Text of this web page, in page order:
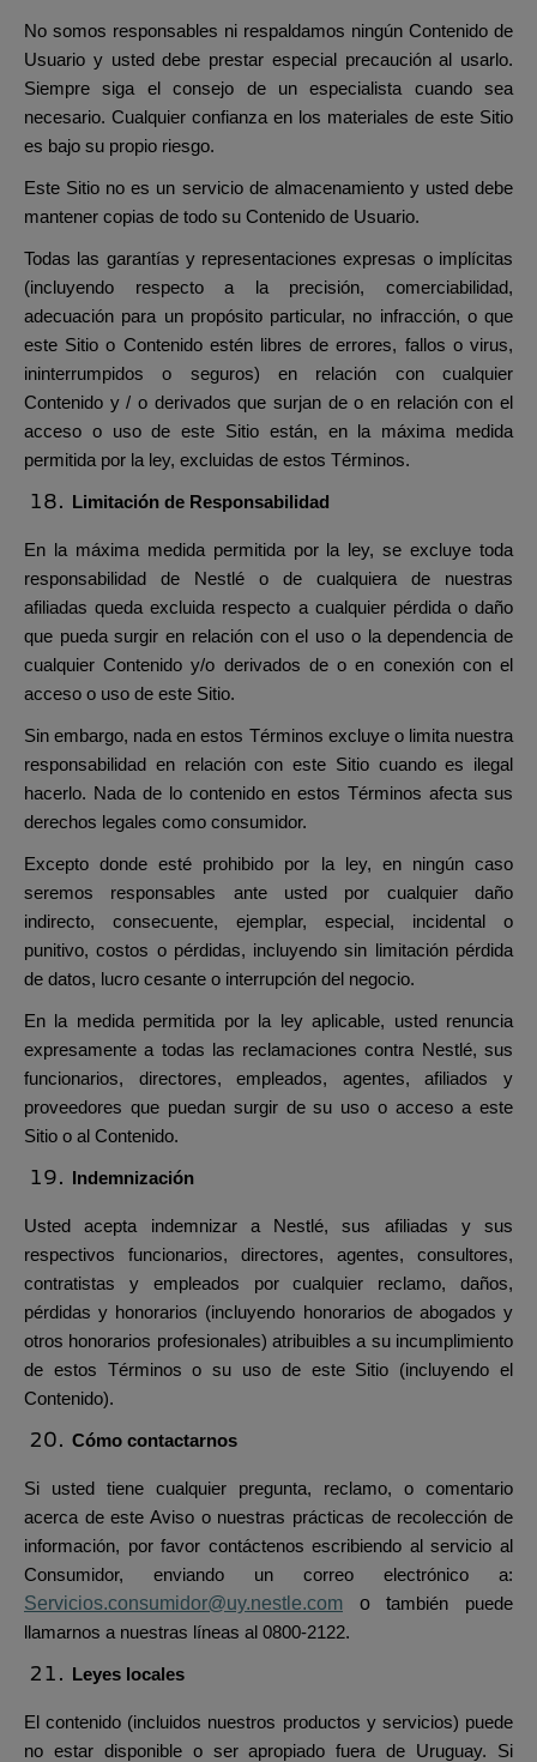
No somos responsables ni respaldamos ningún Contenido de
Usuario y usted debe prestar especial precaución al usarlo.
Siempre siga el consejo de un especialista cuando sea
necesario. Cualquier confianza en los materiales de este Sitio
es bajo su propio riesgo.
Este Sitio no es un servicio de almacenamiento y usted debe
mantener copias de todo su Contenido de Usuario.
Todas las garantías y representaciones expresas o implícitas
(incluyendo respecto a la precisión, comerciabilidad,
adecuación para un propósito particular, no infracción, o que
este Sitio o Contenido estén libres de errores, fallos o virus,
ininterrumpidos o seguros) en relación con cualquier
Contenido y / o derivados que surjan de o en relación con el
acceso o uso de este Sitio están, en la máxima medida
permitida por la ley, excluidas de estos Términos.
Limitación de Responsabilidad
En la máxima medida permitida por la ley, se excluye toda
responsabilidad de Nestlé o de cualquiera de nuestras
afiliadas queda excluida respecto a cualquier pérdida o daño
que pueda surgir en relación con el uso o la dependencia de
cualquier Contenido y/o derivados de o en conexión con el
acceso o uso de este Sitio.
Sin embargo, nada en estos Términos excluye o limita nuestra
responsabilidad en relación con este Sitio cuando es ilegal
hacerlo. Nada de lo contenido en estos Términos afecta sus
derechos legales como consumidor.
Excepto donde esté prohibido por la ley, en ningún caso
seremos responsables ante usted por cualquier daño
indirecto, consecuente, ejemplar, especial, incidental o
punitivo, costos o pérdidas, incluyendo sin limitación pérdida
de datos, lucro cesante o interrupción del negocio.
En la medida permitida por la ley aplicable, usted renuncia
expresamente a todas las reclamaciones contra Nestlé, sus
funcionarios, directores, empleados, agentes, afiliados y
proveedores que puedan surgir de su uso o acceso a este
Sitio o al Contenido.
Indemnización
Usted acepta indemnizar a Nestlé, sus afiliadas y sus
respectivos funcionarios, directores, agentes, consultores,
contratistas y empleados por cualquier reclamo, daños,
pérdidas y honorarios (incluyendo honorarios de abogados y
otros honorarios profesionales) atribuibles a su incumplimiento
de estos Términos o su uso de este Sitio (incluyendo el
Contenido).
Cómo contactarnos
Si usted tiene cualquier pregunta, reclamo, o comentario
acerca de este Aviso o nuestras prácticas de recolección de
información, por favor contáctenos escribiendo al servicio al
Consumidor, enviando un correo electrónico a:
Servicios.consumidor@uy.nestle.com o también puede
llamarnos a nuestras líneas al 0800-2122.
Leyes locales
El contenido (incluidos nuestros productos y servicios) puede
no estar disponible o ser apropiado fuera de Uruguay. Si